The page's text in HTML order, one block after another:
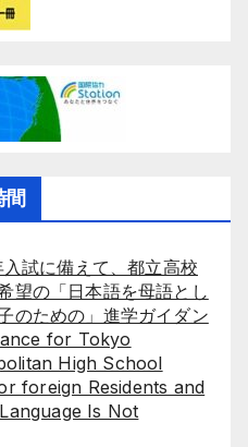
間
試に備えて、都立高校
望の「日本語を母語とし
のための」進学ガイダン
for Tokyo
High School
foreign Residents and
Is Not